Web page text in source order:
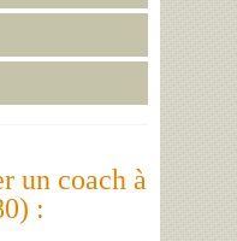
un coach à
: